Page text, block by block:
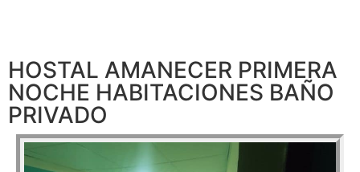
HOSTAL AMANECER PRIMERA
NOCHE HABITACIONES BAÑO
PRIVADO